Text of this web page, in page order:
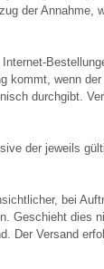
der Annahme,
kommt, wenn
durchgibt.
der jeweils
bei
Geschieht dies
Der Versand